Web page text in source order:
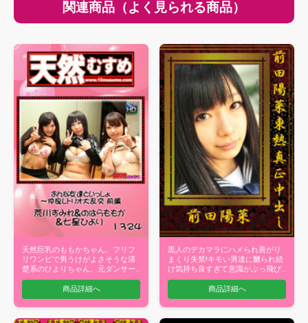
関連商品（よく見られる商品）
天然巨乳のももかちゃん、フリフ
リワンピで男うけがよさそうな清
楚系のひよりちゃん、元ダンサー
でスタイル…
商品詳細へ
黒人のデカマラにハメられ善がり
まくり失禁!キモい男達に嬲られ続
け気持ち良すぎて意識がぶっ飛び
連続アク…
商品詳細へ